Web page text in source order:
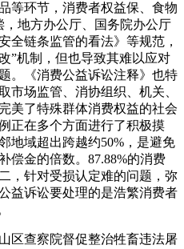
等环节，消费者权益保、食物
地方办公厅、国务院办公厅
全链条监管的看法》等规范，
”机制，但也导致其难以应对
。《消费公益诉讼注释》也特
市场监管、消协组织、机关、
美了特殊群体消费权益的社会
正在多个方面进行了积极摸
地域超出跨越约50%，是避免
偿金的倍数。87.88%的消费
，针对受损认定难的问题，弥
益诉讼要处理的是浩繁消费者
查察院督促整治牲畜违法屠